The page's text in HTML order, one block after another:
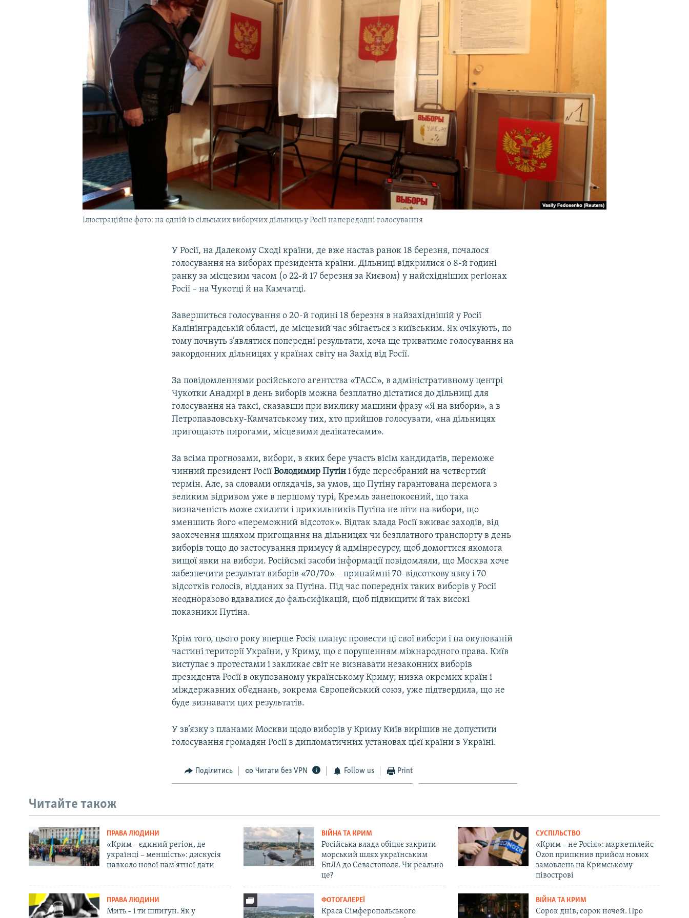
Ілюстраційне фото: на одній із сільських виборчих дільниць у Росії напередодні голосування
У Росії, на Далекому Сході країни, де вже настав ранок 18 березня, почалося
голосування на виборах президента країни. Дільниці відкрилися о 8-й годині
ранку за місцевим часом (о 22-й 17 березня за Києвом) у найсхідніших регіонах
Росії – на Чукотці й на Камчатці.
Завершиться голосування о 20-й годині 18 березня в найзахіднішій у Росії
Калінінградській області, де місцевий час збігається з київським. Як очікують, по
тому почнуть з’являтися попередні результати, хоча ще триватиме голосування на
закордонних дільницях у країнах світу на Захід від Росії.
За повідомленнями російського агентства «ТАСС», в адміністративному центрі
Чукотки Анадирі в день виборів можна безплатно дістатися до дільниці для
голосування на таксі, сказавши при виклику машини фразу «Я на вибори», а в
Петропавловську-Камчатському тих, хто прийшов голосувати, «на дільницях
пригощають пирогами, місцевими делікатесами».
За всіма прогнозами, вибори, в яких бере участь вісім кандидатів, переможе
чинний президент РосіїВолодимир Путін і буде переобраний на четвертий
термін. Але, за словами оглядачів, за умов, що Путіну гарантована перемога з
великим відривом уже в першому турі, Кремль занепокоєний, що така
визначеність може схилити і прихильників Путіна не піти на вибори, що
зменшить його «переможний відсоток». Відтак влада Росії вживає заходів, від
заохочення шляхом пригощання на дільницях чи безплатного транспорту в день
виборів тощо до застосування примусу й адмінресурсу, щоб домогтися якомога
вищої явки на вибори. Російські засоби інформації повідомляли, що Москва хоче
забезпечити результат виборів «70/70» – принаймні 70-відсоткову явку і 70
відсотків голосів, відданих за Путіна. Під час попередніх таких виборів у Росії
неодноразово вдавалися до фальсифікацій, щоб підвищити й так високі
показники Путіна.
Крім того, цього року вперше Росія планує провести ці свої вибори і на окупованій
частині території України, у Криму, що є порушенням міжнародного права. Київ
виступає з протестами і закликає світ не визнавати незаконних виборів
президента Росії в окупованому українському Криму; низка окремих країн і
міждержавних об’єднань, зокрема Європейський союз, уже підтвердила, що не
буде визнавати цих результатів.
У зв’язку з планами Москви щодо виборів у Криму Київ вирішив не допустити
голосування громадян Росії в дипломатичних установах цієї країни в Україні.
Поділитись Читати без VPN Follow us Print
Читайте також
ПРАВА ЛЮДИНИ
«Крим – єдиний регіон, де
українці – меншість»: дискусія
навколо нової пам'ятної дати
ВІЙНА ТА КРИМ
Російська влада обіцяє закрити
морський шлях українським
БпЛА до Севастополя. Чи реально
це?
СУСПІЛЬСТВО
«Крим – не Росія»: маркетплейс
Ozon припинив прийом нових
замовлень на Кримському
півострові
ПРАВА ЛЮДИНИ
Мить – і ти шпигун. Як у
ФОТОГАЛЕРЕЇ
Краса Сімферопольського
ВІЙНА ТА КРИМ
Сорок днів, сорок ночей. Про